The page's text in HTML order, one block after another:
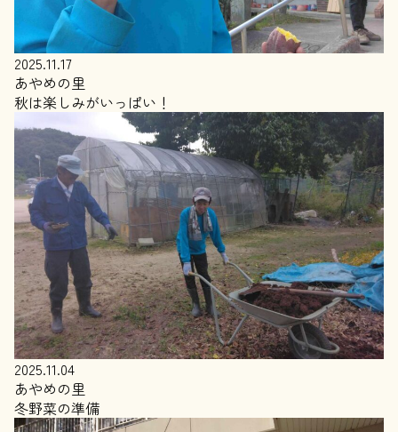
2025.11.17
あやめの里
秋は楽しみがいっぱい！
2025.11.04
あやめの里
冬野菜の準備